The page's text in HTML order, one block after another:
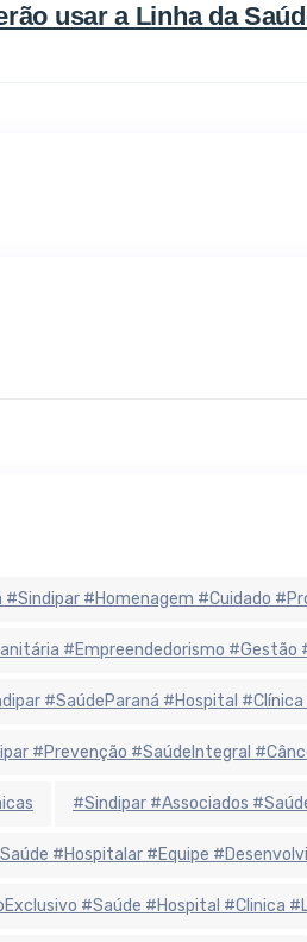
usar a Linha da
#Homenagem #Cuidado
#Empreendedorismo #Gestão
#SaúdeParaná #Hospital
#Prevenção #SaúdeIntegral
#Sindipar #Associados
#Hospitalar #Equipe
#Saúde #Hospital #Clinica